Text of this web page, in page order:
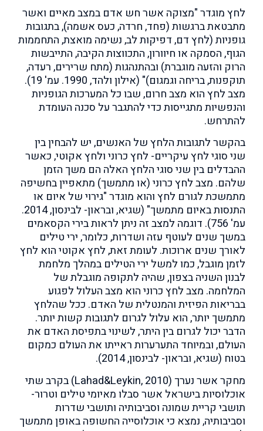
לחץ מוגדר "מצוקה אשר חש אדם במצב מאיים ואשר
מתבטאת ברגשות (פחד, חרדה, כעס אשמה), בתגובות
גופניות (לחץ דם, דפיקות לב, נשימה מואצת, התחממות
הגוף, הסמקה או חיוורון, התכווצות הקיבה, התייבשות
הרוק והזעה מוגברת) ובהתנהגות (מתח שרירים, רעדה,
תוקפנות, בריחה וגמגום)" (אילון ולהד, 1990. עמ' 19).
מצב לחץ הוא מצב חרום, שבו כל המערכות הגופניות
והנפשיות מתגייסות כדי להתגבר על סכנה העומדת
להתרחש.
בהקשר לתגובות הלחץ של האנשים, יש להבחין בין
שני סוגי לחץ עיקריים- לחץ כרוני ולחץ אקוטי, כאשר
ההבדלים בין שני סוגי הלחץ האלה הם משך הזמן
שלהם. מצב לחץ כרוני (או מתמשך) מתאפיין בחשיפה
מתמשכת לגורם לחץ והוא מוגדר "גירוי של איום או
התנסות באיום מתמשך" (שגיא, ובראון- לבינסון, 2014.
עמ' 756). דוגמה למצב זה ניתן לראות בירי הקסאמים
במשך שנים לעוטף עזה ושדרות, כלומר, ירי טילים
לאורך שנים ארוכות. לעומת זאת, לחץ אקוטי הוא לחץ
לזמן מוגבל, כמו למשל ירי הטילים במהלך מלחמת
לבנון השניה בצפון, שהיה לתקופה מוגבלת של
המלחמה. מצב לחץ כרוני הוא מצב העלול לפגוע
בבריאות הפיזית והמנטלית של האדם. ככל שהלחץ
מתמשך יותר, הוא עלול לגרום לתגובות קשות יותר.
הדבר יכול לגרום בין היתר, לשינוי בתפיסת האדם את
העולם, ובמיוחד התערערות ראייתו את העולם כמקום
בטוח (שגיא, ובראון- לבינסון, 2014).
מחקר אשר נערך (Lahad&Leykin, 2010) בקרב שתי
אוכלוסיות בישראל אשר סבלו מאיומי טילים וטרור-
תושבי קריית שמונה וסביבותיה ותושבי שדרות
וסביבותיה, נמצא כי אוכלוסייה החשופה באופן מתמשך